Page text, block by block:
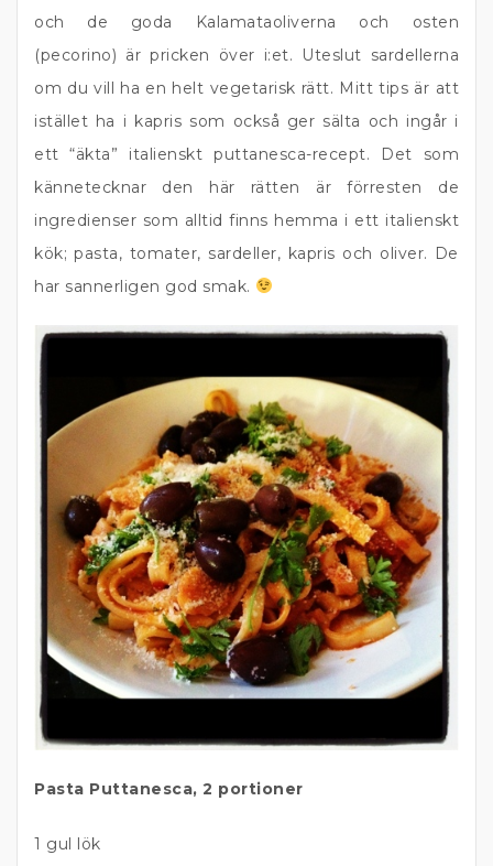
och de goda Kalamataoliverna och osten
(pecorino) är pricken över i:et. Uteslut sardellerna
om du vill ha en helt vegetarisk rätt. Mitt tips är att
istället ha i kapris som också ger sälta och ingår i
ett “äkta” italienskt puttanesca-recept. Det som
kännetecknar den här rätten är förresten de
ingredienser som alltid finns hemma i ett italienskt
kök; pasta, tomater, sardeller, kapris och oliver. De
har sannerligen god smak.
Pasta Puttanesca, 2 portioner
1 gul lök